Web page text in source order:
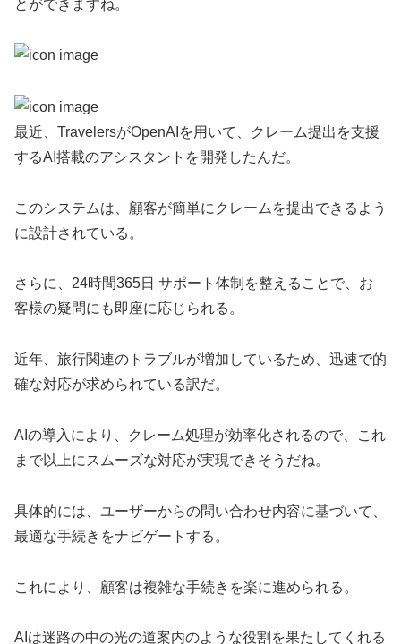
とができますね。
最近、TravelersがOpenAIを用いて、クレーム提出を支援
するAI搭載のアシスタントを開発したんだ。
このシステムは、顧客が簡単にクレームを提出できるよう
に設計されている。
さらに、24時間365日 サポート体制を整えることで、お
客様の疑問にも即座に応じられる。
近年、旅行関連のトラブルが増加しているため、迅速で的
確な対応が求められている訳だ。
AIの導入により、クレーム処理が効率化されるので、これ
まで以上にスムーズな対応が実現できそうだね。
具体的には、ユーザーからの問い合わせ内容に基づいて、
最適な手続きをナビゲートする。
これにより、顧客は複雑な手続きを楽に進められる。
AIは迷路の中の光の道案内のような役割を果たしてくれる